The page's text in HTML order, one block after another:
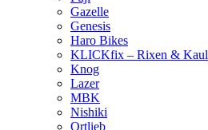
Gazelle
Genesis
Haro Bikes
KLICKfix – Rixen & Kaul
Knog
Lazer
MBK
Nishiki
Ortlieb